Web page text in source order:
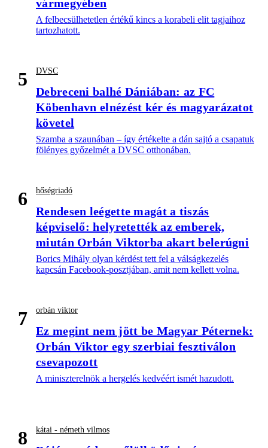
vármegyében
A felbecsülhetetlen értékű kincs a korabeli elit tagjaihoz
tartozhatott.
5 DVSC
Debreceni balhé Dániában: az FC
Köbenhavn elnézést kér és magyarázatot
követel
Szamba a szaunában – így értékelte a dán sajtó a csapatuk
fölényes győzelmét a DVSC otthonában.
6 hőségriadó
Rendesen leégette magát a tiszás
képviselő: helyretették az emberek,
miután Orbán Viktorba akart belerúgni
Borics Mihály olyan kérdést tett fel a válságkezelés
kapcsán Facebook-posztjában, amit nem kellett volna.
7 orbán viktor
Ez megint nem jött be Magyar Péternek:
Orbán Viktor egy szerbiai fesztiválon
csevapozott
A miniszterelnök a hergelés kedvéért ismét hazudott.
8 kátai - németh vilmos